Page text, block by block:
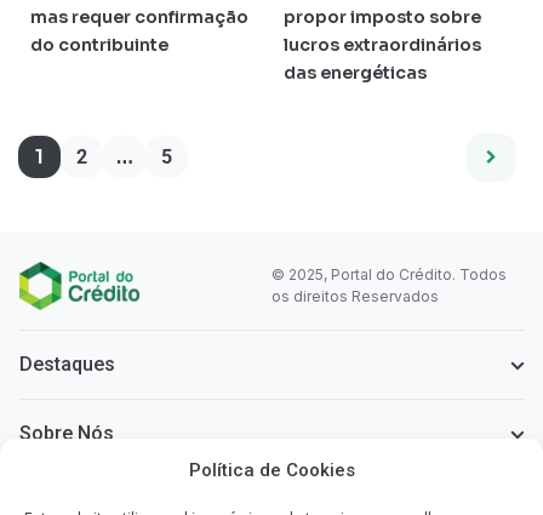
Política de Cookies
mas requer confirmação
do contribuinte
propor imposto sobre
lucros extraordinários
das energéticas
1 2 … 5
© 2025, Portal do Crédito. Todos
os direitos Reservados
Destaques
Sobre Nós